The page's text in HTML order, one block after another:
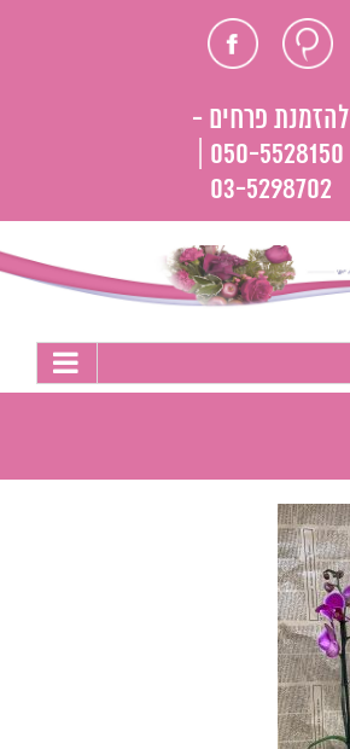
חוות פייסבוק
להזמנת פרחים -
050-5528150 |
03-5298702